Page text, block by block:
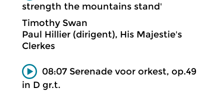
strength the mountains stand'
Timothy Swan
Paul Hillier (dirigent), His Majestie's
Clerkes
08:07 Serenade voor orkest, op.49
in D gr.t.